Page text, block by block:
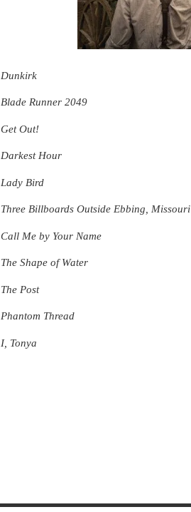
Dunkirk
Blade Runner 2049
Get Out!
Darkest Hour
Lady Bird
Three Billboards Outside Ebbing, Missouri
Call Me by Your Name
The Shape of Water
The Post
Phantom Thread
I, Tonya